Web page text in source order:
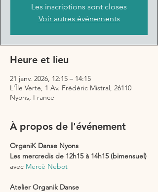
Les inscriptions sont closes
Voir autres événements
Heure et lieu
21 janv. 2026, 12:15 – 14:15
L'Île Verte, 1 Av. Frédéric Mistral, 26110
Nyons, France
À propos de l'événement
OrganiK Danse Nyons
Les mercredis de 12h15 à 14h15 (bimensuel)
avec Mercè Nebot
Atelier Organik Danse